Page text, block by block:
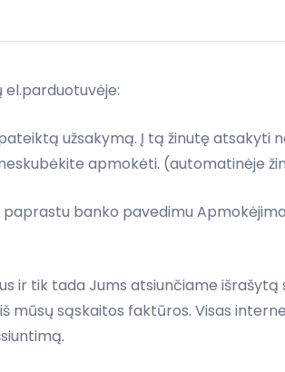
el.parduotuvėje:
užsakymą. Į tą žinutę
apmokėti. (automatinėje
paprastu banko pavedimu
ir tik tada Jums atsiunčiame
mūsų sąskaitos faktūros. Visas